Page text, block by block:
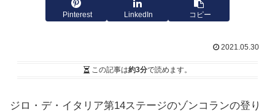
Pinterest LinkedIn コピー
2021.05.30
この記事は約3分で読めます。
ジロ・デ・イタリア第14ステージのゾンコランの登り